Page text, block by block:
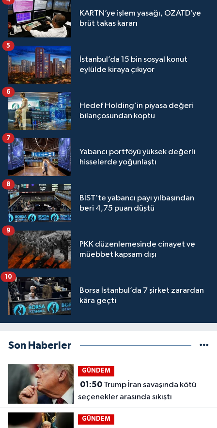
KARTN’ye işlem yasağı, OZATD’ye
brüt takas kararı
İstanbul’da 15 bin sosyal konut
eylülde kiraya çıkıyor
5
Hedef Holding’in piyasa değeri
bilançosundan koptu
6
Yabancı portföyü yüksek değerli
hisselerde yoğunlaştı
7
BİST’te yabancı payı yılbaşından
beri 4,75 puan düştü
8
PKK düzenlemesinde cinayet ve
müebbet kapsam dışı
9
Borsa İstanbul’da 7 şirket zarardan
kâra geçti
10
Son Haberler
GÜNDEM
01:50Trump İran savaşında kötü
seçenekler arasında sıkıştı
GÜNDEM